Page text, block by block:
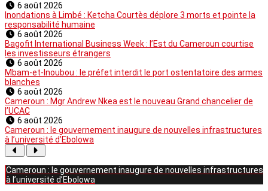
6 août 2026
Inondations à Limbé : Ketcha Courtès déplore 3 morts et pointe la
responsabilité humaine
6 août 2026
Bagofit International Business Week : l’Est du Cameroun courtise
les investisseurs étrangers
6 août 2026
Mbam-et-Inoubou : le préfet interdit le port ostentatoire des armes
blanches
6 août 2026
Cameroun : Mgr Andrew Nkea est le nouveau Grand chancelier de
l’UCAC
6 août 2026
Cameroun : le gouvernement inaugure de nouvelles infrastructures
à l’université d’Ebolowa
Cameroun : le gouvernement inaugure de nouvelles infrastructures
à l’université d’Ebolowa